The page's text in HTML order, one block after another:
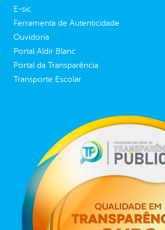
E-sic
Ferramenta de Autenticidade
Ouvidoria
Portal Aldir Blanc
Portal da Transparência
Transporte Escolar